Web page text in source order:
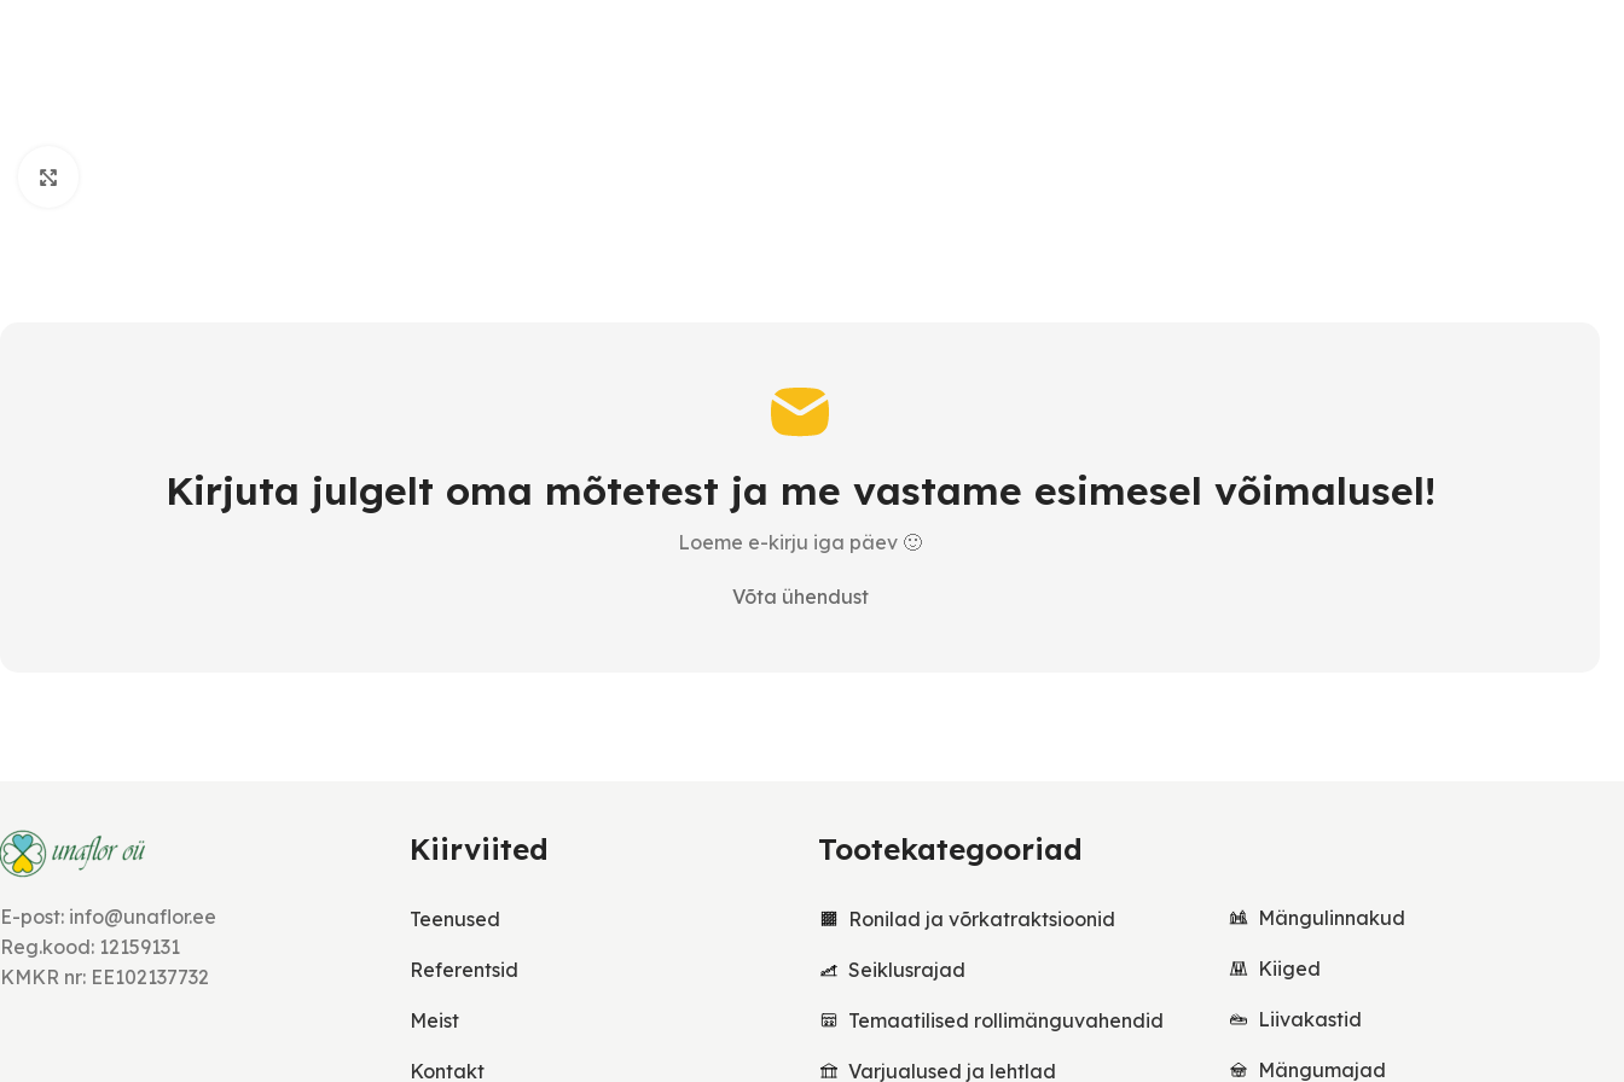
Kirjuta julgelt oma mõtetest ja me vastame esimesel võimalusel!
Loeme e-kirju iga päev 🙂
Võta ühendust
E-post: info@unaflor.ee
Reg.kood: 12159131
KMKR nr: EE102137732
Kiirviited
Teenused
Referentsid
Meist
Kontakt
Tootekategooriad
Ronilad ja võrkatraktsioonid
Seiklusrajad
Temaatilised rollimänguvahendid
Varjualused ja lehtlad
Mängulinnakud
Kiiged
Liivakastid
Mängumajad